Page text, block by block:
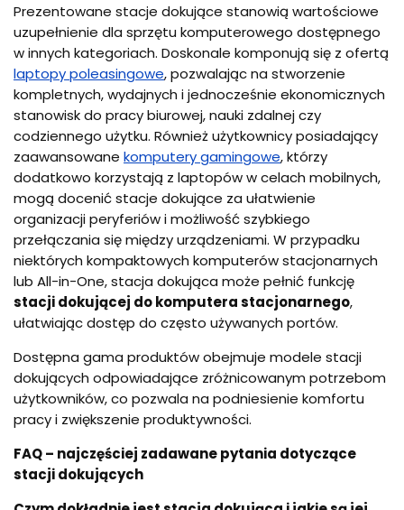
Prezentowane stacje dokujące stanowią wartościowe
uzupełnienie dla sprzętu komputerowego dostępnego
w innych kategoriach. Doskonale komponują się z ofertą
laptopy poleasingowe, pozwalając na stworzenie
kompletnych, wydajnych i jednocześnie ekonomicznych
stanowisk do pracy biurowej, nauki zdalnej czy
codziennego użytku. Również użytkownicy posiadający
zaawansowane komputery gamingowe, którzy
dodatkowo korzystają z laptopów w celach mobilnych,
mogą docenić stacje dokujące za ułatwienie
organizacji peryferiów i możliwość szybkiego
przełączania się między urządzeniami. W przypadku
niektórych kompaktowych komputerów stacjonarnych
lub All-in-One, stacja dokująca może pełnić funkcję
stacji dokującej do komputera stacjonarnego,
ułatwiając dostęp do często używanych portów.
Dostępna gama produktów obejmuje modele stacji
dokujących odpowiadające zróżnicowanym potrzebom
użytkowników, co pozwala na podniesienie komfortu
pracy i zwiększenie produktywności.
FAQ – najczęściej zadawane pytania dotyczące
stacji dokujących